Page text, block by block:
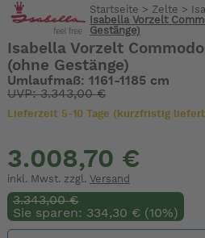
Startseite > Zelte >
Isabella Vorzelt
Gestänge)
Isabella Vorzelt
(ohne Gestänge)
Umlaufmaß: 1161-1185 cm
UVP: 3.343,00 €
Lieferzeit 5-10 Tage (kurzfristig
3.008,70 €
inkl. Mwst. zzgl. Versand
3.343,00 €
Sie sparen: 334,30 € (10%)